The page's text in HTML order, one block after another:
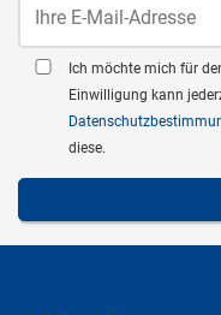
Ich möchte mich für
Einwilligung kann
diese.